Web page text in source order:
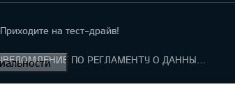
Приходите на тест-драйв!